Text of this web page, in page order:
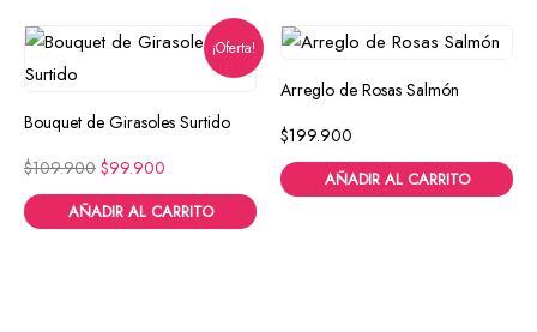
¡Oferta!
Bouquet de Girasoles Surtido
$109.900 $99.900
AÑADIR AL CARRITO
Arreglo de Rosas Salmón
$199.900
AÑADIR AL CARRITO